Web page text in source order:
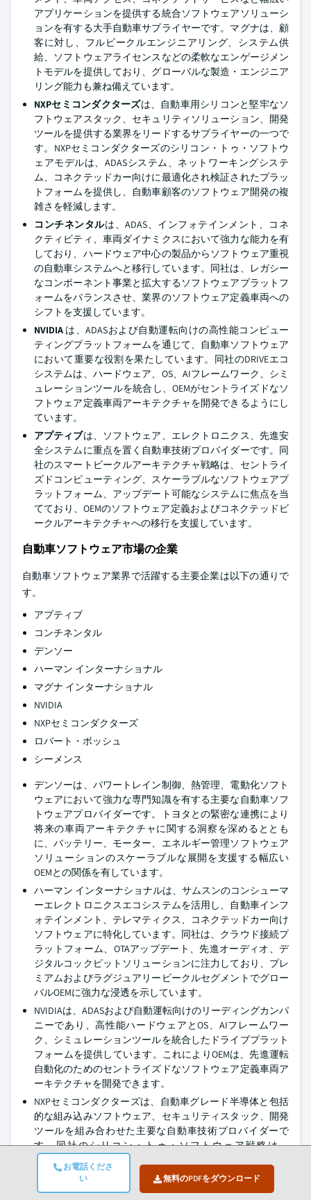
お電話くださ
い
無料のPDFをダウンロード
アプリケーションを提供する統合ソフトウェアソリューシ
ョンを有する大手自動車サプライヤーです。マグナは、顧
客に対し、フルビークルエンジニアリング、システム供
給、ソフトウェアライセンスなどの柔軟なエンゲージメン
トモデルを提供しており、グローバルな製造・エンジニア
リング能力も兼ね備えています。
NXPセミコンダクターズは、自動車用シリコンと堅牢なソ
フトウェアスタック、セキュリティソリューション、開発
ツールを提供する業界をリードするサプライヤーの一つで
す。NXPセミコンダクターズのシリコン・トゥ・ソフトウ
ェアモデルは、ADASシステム、ネットワーキングシステ
ム、コネクテッドカー向けに最適化され検証されたプラッ
トフォームを提供し、自動車顧客のソフトウェア開発の複
雑さを軽減します。
コンチネンタルは、ADAS、インフォテインメント、コネ
クティビティ、車両ダイナミクスにおいて強力な能力を有
しており、ハードウェア中心の製品からソフトウェア重視
の自動車システムへと移行しています。同社は、レガシー
なコンポーネント事業と拡大するソフトウェアプラットフ
ォームをバランスさせ、業界のソフトウェア定義車両への
シフトを支援しています。
NVIDIA は、ADASおよび自動運転向けの高性能コンピュー
ティングプラットフォームを通じて、自動車ソフトウェア
において重要な役割を果たしています。同社のDRIVEエコ
システムは、ハードウェア、OS、AIフレームワーク、シミ
ュレーションツールを統合し、OEMがセントライズドなソ
フトウェア定義車両アーキテクチャを開発できるようにし
ています。
アプティブは、ソフトウェア、エレクトロニクス、先進安
全システムに重点を置く自動車技術プロバイダーです。同
社のスマートビークルアーキテクチャ戦略は、セントライ
ズドコンピューティング、スケーラブルなソフトウェアプ
ラットフォーム、アップデート可能なシステムに焦点を当
てており、OEMのソフトウェア定義およびコネクテッドビ
ークルアーキテクチャへの移行を支援しています。
自動車ソフトウェア市場の企業
自動車ソフトウェア業界で活躍する主要企業は以下の通りで
す。
アプティブ
コンチネンタル
デンソー
ハーマン インターナショナル
マグナ インターナショナル
NVIDIA
NXPセミコンダクターズ
ロバート・ボッシュ
シーメンス
デンソーは、パワートレイン制御、熱管理、電動化ソフト
ウェアにおいて強力な専門知識を有する主要な自動車ソフ
トウェアプロバイダーです。トヨタとの緊密な連携により
将来の車両アーキテクチャに関する洞察を深めるととも
に、バッテリー、モーター、エネルギー管理ソフトウェア
ソリューションのスケーラブルな展開を支援する幅広い
OEMとの関係を有しています。
ハーマン インターナショナルは、サムスンのコンシューマ
ーエレクトロニクスエコシステムを活用し、自動車インフ
ォテインメント、テレマティクス、コネクテッドカー向け
ソフトウェアに特化しています。同社は、クラウド接続プ
ラットフォーム、OTAアップデート、先進オーディオ、デ
ジタルコックピットソリューションに注力しており、プレ
ミアムおよびラグジュアリービークルセグメントでグロー
バルOEMに強力な浸透を示しています。
NVIDIAは、ADASおよび自動運転向けのリーディングカンパ
ニーであり、高性能ハードウェアとOS、AIフレームワー
ク、シミュレーションツールを統合したドライブプラット
フォームを提供しています。これによりOEMは、先進運転
自動化のためのセントライズドなソフトウェア定義車両ア
ーキテクチャを開発できます。
NXPセミコンダクターズは、自動車グレード半導体と包括
的な組み込みソフトウェア、セキュリティスタック、開発
ツールを組み合わせた主要な自動車技術プロバイダーで
す。同社のシリコン・トゥ・ソフトウェア戦略は、
ADAS、車両ネットワーキング、コネクテッドビークルア
プリケーションをサポートし、統合の簡素化と安全性、性
能、サイバーセキュリティの向上を実現します。